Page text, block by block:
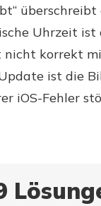
Uhrzeit
nicht korrekt
ist die
iOS-Fehler